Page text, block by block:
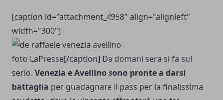
[caption id="attachment_4958" align="alignleft"
width="300"]
foto LaPresse[/caption] Da domani sera si fa sul
serio. Venezia e Avellino sono pronte a darsi
battaglia per guadagnare il pass per la finalissima